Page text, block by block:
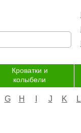
Кроватки и
колыбели
G H J K L